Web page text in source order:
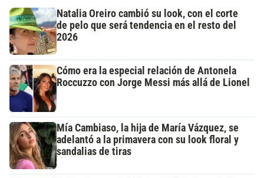
Natalia Oreiro cambió su look, con el corte
de pelo que será tendencia en el resto del
2026
Cómo era la especial relación de Antonela
Roccuzzo con Jorge Messi más allá de Lionel
Mía Cambiaso, la hija de María Vázquez, se
adelantó a la primavera con su look floral y
sandalias de tiras